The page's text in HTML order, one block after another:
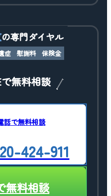
の専門ダイヤル
症 慰謝料 保険金
無料相談
話で無料相談
424-911
無料相談